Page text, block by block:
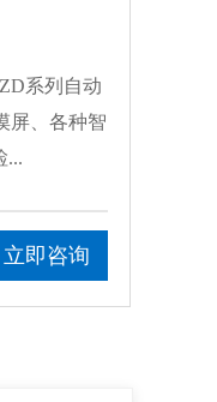
系列自动
屏、各种智
...
立即咨询